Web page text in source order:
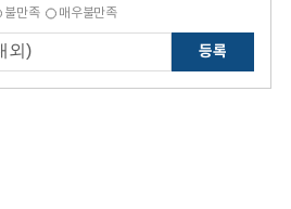
불만족 매우불만족
등록